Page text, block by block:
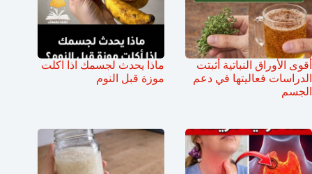
أقوى الأوراق النباتية أثبتت
الدراسات فعاليتها في دعم
الجسم
ماذا يحدث لجسمك اذا اكلت
موزة قبل النوم